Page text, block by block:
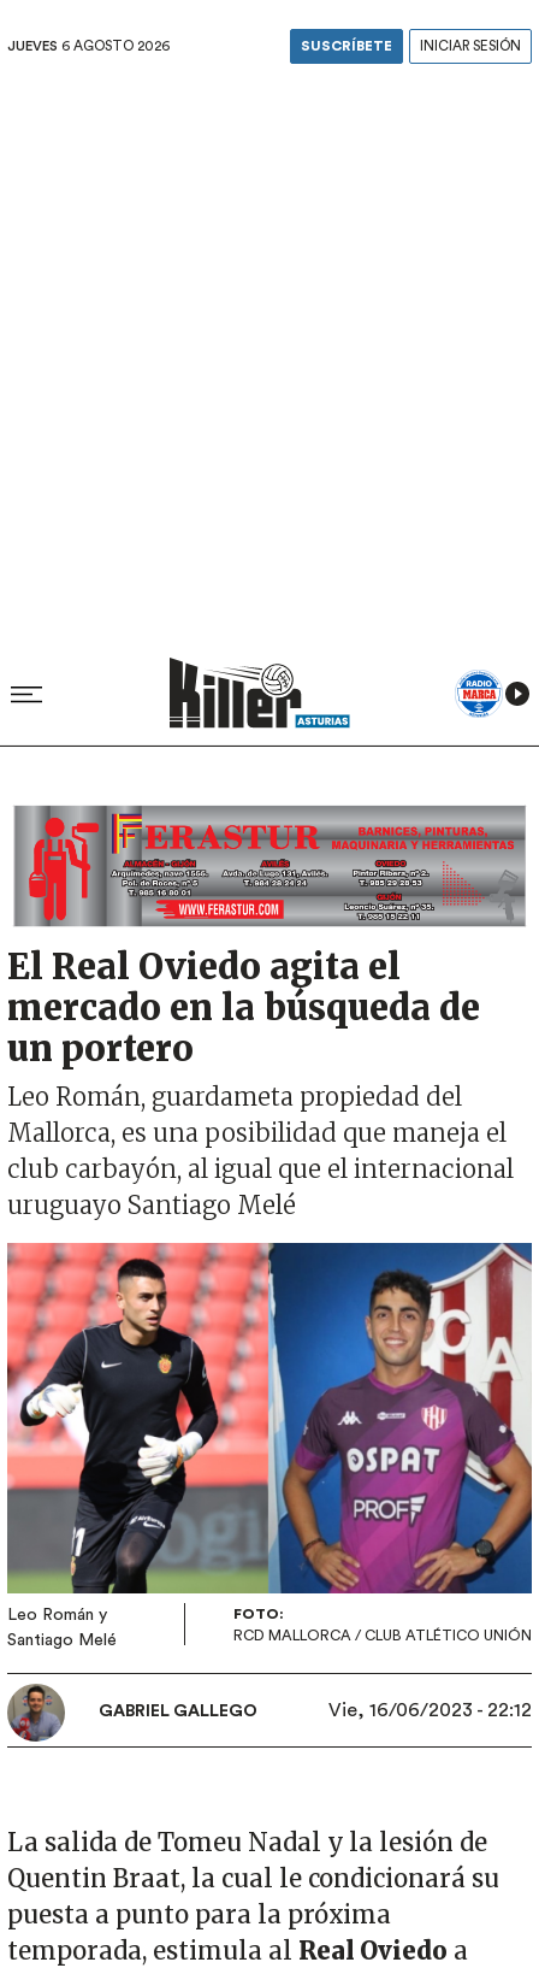
JUEVES 6 AGOSTO 2026 SUSCRÍBETE INICIAR SESIÓN
Image
El Real Oviedo agita el
mercado en la búsqueda de
un portero
Leo Román, guardameta propiedad del
Mallorca, es una posibilidad que maneja el
club carbayón, al igual que el internacional
uruguayo Santiago Melé
Imagen
Leo Román y
Santiago Melé
FOTO:
RCD MALLORCA / CLUB ATLÉTICO UNIÓN
GABRIEL GALLEGO Vie, 16/06/2023 - 22:12
La salida de Tomeu Nadal y la lesión de
Quentin Braat, la cual le condicionará su
puesta a punto para la próxima
temporada, estimula al Real Oviedo a